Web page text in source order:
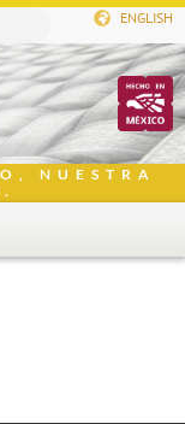
ENGLISH
NUESTRA